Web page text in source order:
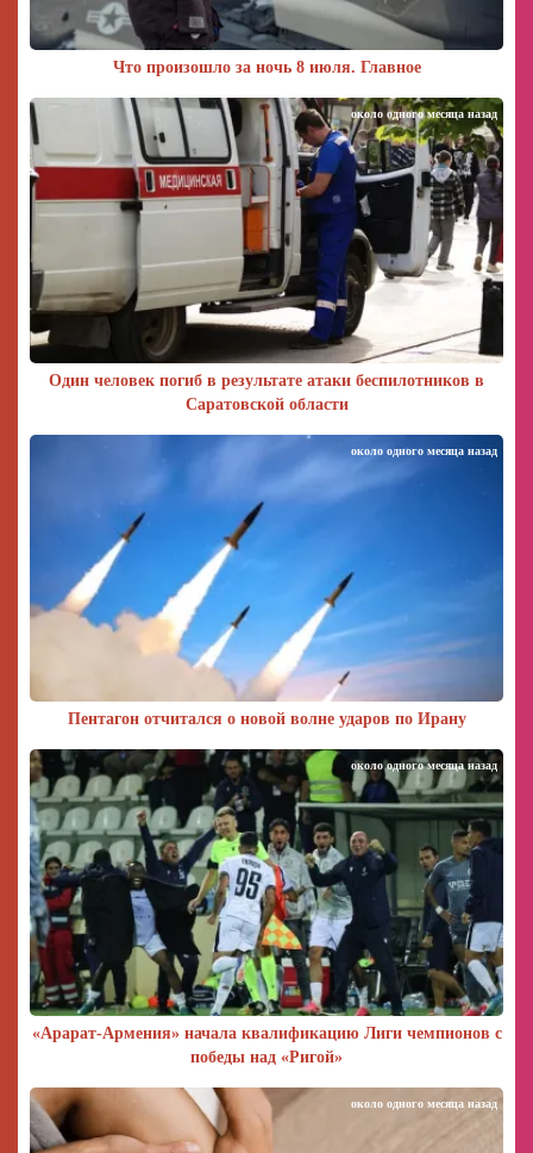
Что произошло за ночь 8 июля. Главное
Один человек погиб в результате атаки беспилотников в
Саратовской области
около одного месяца назад
Пентагон отчитался о новой волне ударов по Ирану
около одного месяца назад
«Арарат‑Армения» начала квалификацию Лиги чемпионов с
победы над «Ригой»
около одного месяца назад
около одного месяца назад